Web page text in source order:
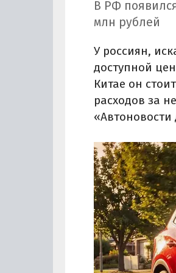
В РФ
млн рублей
У россиян,
доступной
Китае он
расходов за
«Автоновости